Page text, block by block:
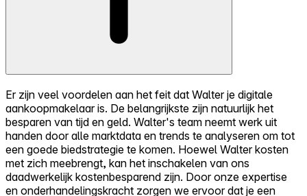
Er zijn veel voordelen aan het feit dat Walter je digitale
aankoopmakelaar is. De belangrijkste zijn natuurlijk het
besparen van tijd en geld. Walter's team neemt werk uit
handen door alle marktdata en trends te analyseren om tot
een goede biedstrategie te komen. Hoewel Walter kosten
met zich meebrengt, kan het inschakelen van ons
daadwerkelijk kostenbesparend zijn. Door onze expertise
en onderhandelingskracht zorgen we ervoor dat je een